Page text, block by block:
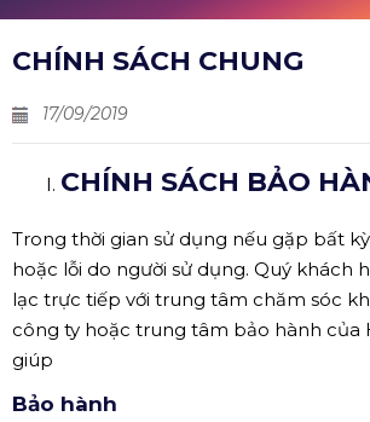
CHÍNH SÁCH CHUNG
17/09/2019
CHÍNH SÁCH BẢO
Trong thời gian sử dụng nếu gặp bất
hoặc lỗi do người sử dụng. Quý khách
lạc trực tiếp với trung tâm chăm sóc
công ty hoặc trung tâm bảo hành của
giúp
Bảo hành